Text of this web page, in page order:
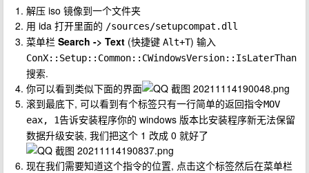
解压 iso 镜像到一个文件夹
用 ida 打开里面的 /sources/setupcompat.dll
菜单栏 Search -> Text (快捷键 Alt+T) 输入
ConX::Setup::Common::CWindowsVersion::IsLaterThan
搜索.
你可以看到类似下面的界面
滚到最底下, 可以看到有个标签只有一行简单的返回指令MOV
eax, 1告诉安装程序你的 windows 版本比安装程序新无法保留
数据升级安装, 我们把这个 1 改成 0 就好了
现在我们需要知道这个指令的位置, 点击这个标签然后在菜单栏